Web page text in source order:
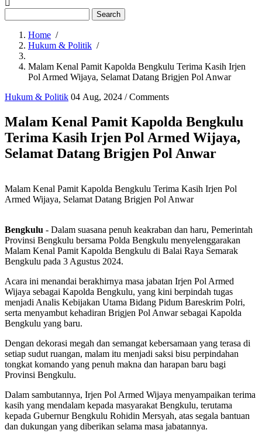
Breadcrumb
Home /
Hukum & Politik /
Malam Kenal Pamit Kapolda Bengkulu Terima Kasih Irjen
Pol Armed Wijaya, Selamat Datang Brigjen Pol Anwar
Hukum & Politik 04 Aug, 2024 /Comments
Malam Kenal Pamit Kapolda Bengkulu
Terima Kasih Irjen Pol Armed Wijaya,
Selamat Datang Brigjen Pol Anwar
Malam Kenal Pamit Kapolda Bengkulu Terima Kasih Irjen Pol
Armed Wijaya, Selamat Datang Brigjen Pol Anwar
Bengkulu - Dalam suasana penuh keakraban dan haru, Pemerintah
Provinsi Bengkulu bersama Polda Bengkulu menyelenggarakan
Malam Kenal Pamit Kapolda Bengkulu di Balai Raya Semarak
Bengkulu pada 3 Agustus 2024.
Acara ini menandai berakhirnya masa jabatan Irjen Pol Armed
Wijaya sebagai Kapolda Bengkulu, yang kini berpindah tugas
menjadi Analis Kebijakan Utama Bidang Pidum Bareskrim Polri,
serta menyambut kehadiran Brigjen Pol Anwar sebagai Kapolda
Bengkulu yang baru.
Dengan dekorasi megah dan semangat kebersamaan yang terasa di
setiap sudut ruangan, malam itu menjadi saksi bisu perpindahan
tongkat komando yang penuh makna dan harapan baru bagi
Provinsi Bengkulu.
Dalam sambutannya, Irjen Pol Armed Wijaya menyampaikan terima
kasih yang mendalam kepada masyarakat Bengkulu, terutama
kepada Gubernur Bengkulu Rohidin Mersyah, atas segala bantuan
dan dukungan yang diberikan selama masa jabatannya.